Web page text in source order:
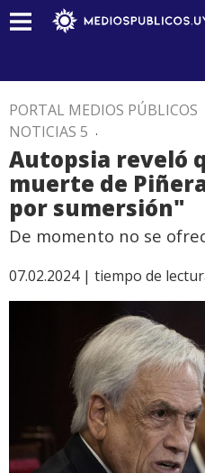
PORTAL MEDIOS PÚBLICOS
NOTICIAS 5 .
Autopsia reveló
muerte de
por sumersión"
De momento no se
07.02.2024 | tiempo de